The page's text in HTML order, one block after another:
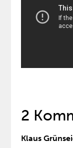
2
Klaus